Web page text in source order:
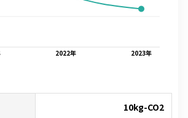
2022年 2023年
10kg-CO2